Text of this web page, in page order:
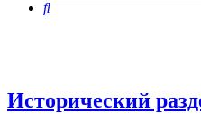
Поиск
Исторический